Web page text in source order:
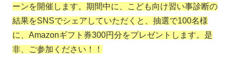
ーンを開催します。期間中に、こども向け習い事診断の
結果をSNSでシェアしていただくと、抽選で100名様
に、Amazonギフト券300円分をプレゼントします。是
非、ご参加ください！！